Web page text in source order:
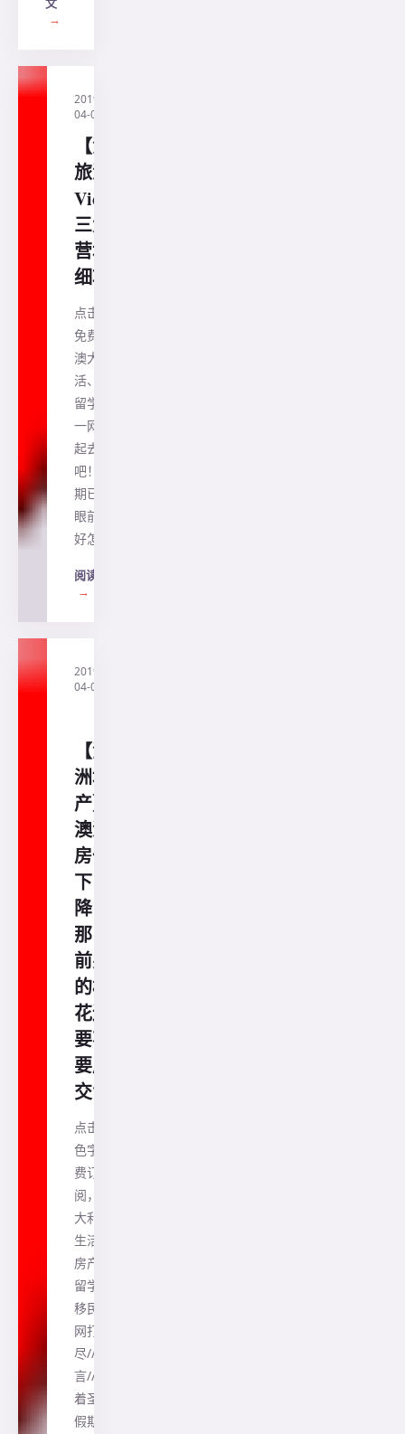
→
2019-
04-04
【澳洲
旅游】
Victoria
三大露
营地详
细攻略
点击蓝色字
免费订阅，
澳大利亚生
活、房产、
留学、移民
一网打尽一
起去露营
吧！圣诞假
期已经近在
眼前你打算
好怎么…
阅读全文
→
2019-
04-04
【澳
洲地
产】
澳洲
房价
下
降，
那以
前买
的楼
花还
要不
要成
交?
点击蓝
色字免
费订
阅，澳
大利亚
生活、
房产、
留学、
移民一
网打
尽//前
言// 随
着圣诞
假期越